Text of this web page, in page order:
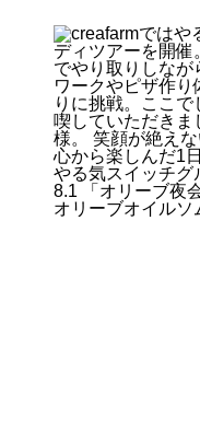
8.1 「オリーブ夜
オリーブオイル